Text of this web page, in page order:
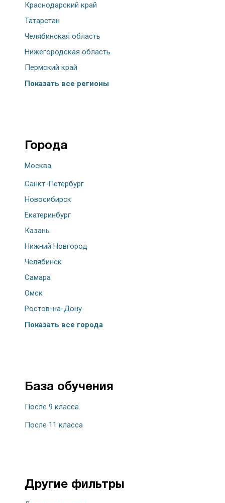
Краснодарский край
Татарстан
Челябинская область
Нижегородская область
Пермский край
Показать все регионы
Города
Москва
Санкт-Петербург
Новосибирск
Екатеринбург
Казань
Нижний Новгород
Челябинск
Самара
Омск
Ростов-на-Дону
Показать все города
База обучения
После 9 класса
После 11 класса
Другие фильтры